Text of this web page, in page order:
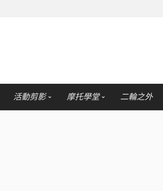
活動剪影 摩托學堂 二輪之外